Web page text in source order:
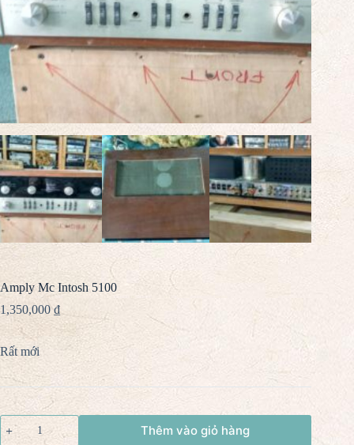
Amply Mc Intosh 5100
1,350,000₫
Rất mới
Thêm vào giỏ hàng